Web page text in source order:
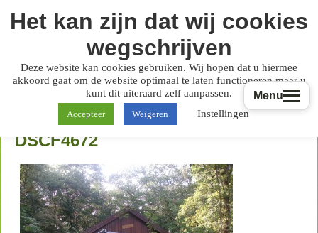
Menu
DSCF4672
Het kan zijn dat wij cookies
wegschrijven
Deze website kan cookies gebruiken. Wij hopen dat u hiermee
akkoord gaat om de website optimaal te laten functioneren maar u
kunt dit uiteraard zelf aanpassen.
Accepteer Weigeren Instellingen